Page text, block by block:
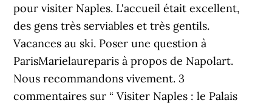
pour visiter Naples. L'accueil était excellent,
des gens très serviables et très gentils.
Vacances au ski. Poser une question à
ParisMarielaureparis à propos de Napolart.
Nous recommandons vivement. 3
commentaires sur “ Visiter Naples : le Palais